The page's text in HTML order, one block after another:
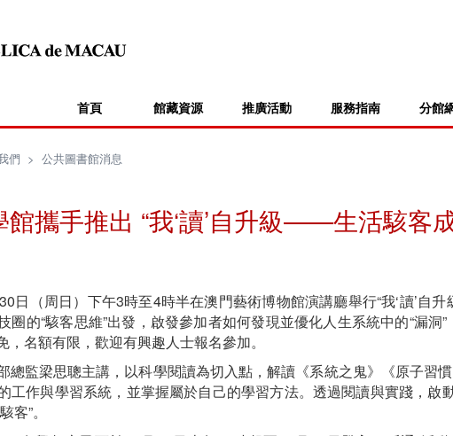
首頁 館藏資源 推廣活動 服務指南 分館
們 > 公共圖書館消息
攜手推出 “我‘讀’自升級——生活駭客
日（周日）下午3時至4時半在澳門藝術博物館演講廳舉行“我‘讀’自
圈的“駭客思維”出發，啟發參加者如何發現並優化人生系統中的“漏洞
名額有限，歡迎有興趣人士報名參加。
總監梁思聰主講，以科學閱讀為切入點，解讀《系統之鬼》《原子習
工作與學習系統，並掌握屬於自己的學習方法。透過閱讀與實踐，啟
”。